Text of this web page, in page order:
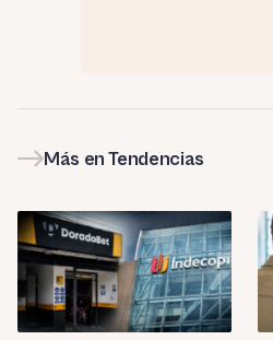
Más en Tendencias